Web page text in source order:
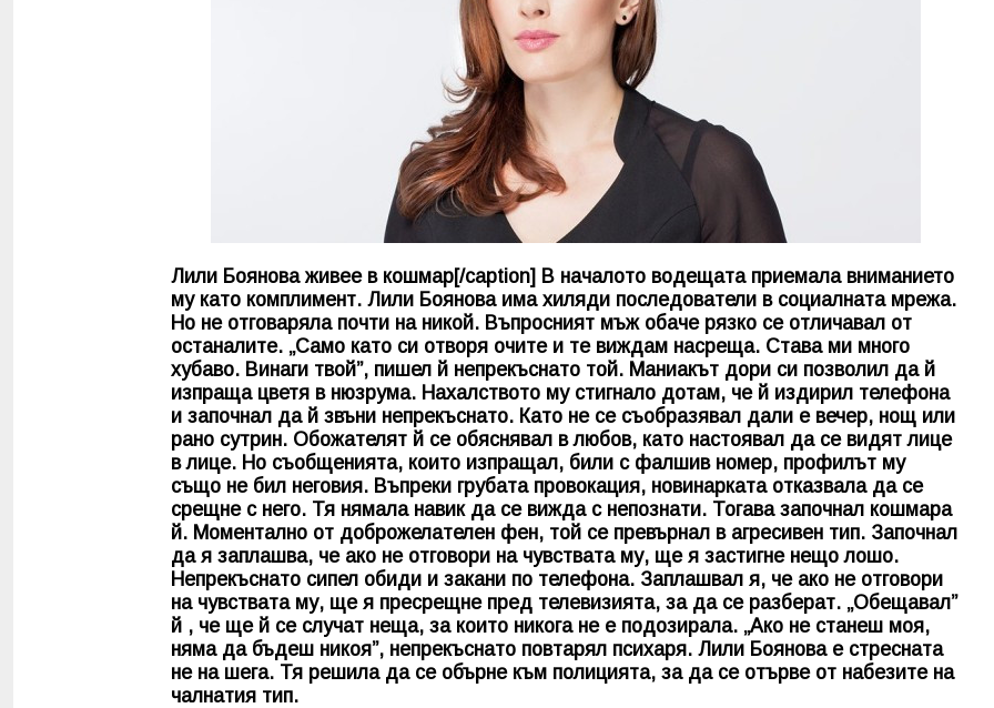
Лили Боянова живее в кошмар[/caption] В началото водещата приемала вниманието
му като комплимент. Лили Боянова има хиляди последователи в социалната мрежа.
Но не отговаряла почти на никой. Въпросният мъж обаче рязко се отличавал от
останалите. „Само като си отворя очите и те виждам насреща. Става ми много
хубаво. Винаги твой”, пишел й непрекъснато той. Маниакът дори си позволил да й
изпраща цветя в нюзрума. Нахалството му стигнало дотам, че й издирил телефона
и започнал да й звъни непрекъснато. Като не се съобразявал дали е вечер, нощ или
рано сутрин. Обожателят й се обяснявал в любов, като настоявал да се видят лице
в лице. Но съобщенията, които изпращал, били с фалшив номер, профилът му
също не бил неговия. Въпреки грубата провокация, новинарката отказвала да се
срещне с него. Тя нямала навик да се вижда с непознати. Тогава започнал кошмара
й. Моментално от доброжелателен фен, той се превърнал в агресивен тип. Започнал
да я заплашва, че ако не отговори на чувствата му, ще я застигне нещо лошо.
Непрекъснато сипел обиди и закани по телефона. Заплашвал я, че ако не отговори
на чувствата му, ще я пресрещне пред телевизията, за да се разберат. „Обещавал”
й , че ще й се случат неща, за които никога не е подозирала. „Ако не станеш моя,
няма да бъдеш никоя”, непрекъснато повтарял психаря. Лили Бояновае стресната
не на шега. Тя решила да се обърне към полицията, за да се отърве от набезите на
чалнатия тип.